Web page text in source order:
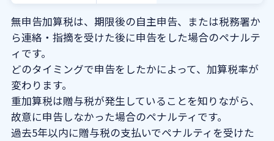
無申告加算税は、期限後の自主申告、または税務署か
ら連絡・指摘を受けた後に申告をした場合のペナルテ
ィです。
どのタイミングで申告をしたかによって、加算税率が
変わります。
重加算税は贈与税が発生していることを知りながら、
故意に申告しなかった場合のペナルティです。
過去5年以内に贈与税の支払いでペナルティを受けた